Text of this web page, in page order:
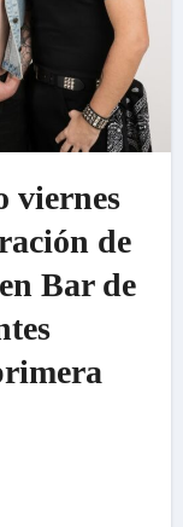
viernes
de
Bar de